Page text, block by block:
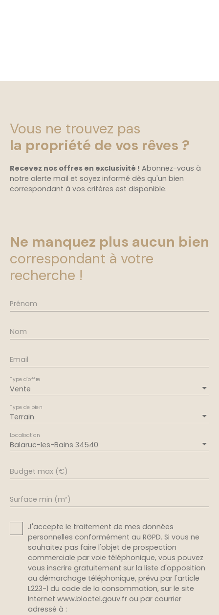
Vous ne trouvez pas
la propriété de vos rêves ?
Recevez nos offres en exclusivité ! Abonnez-vous à
notre alerte mail et soyez informé dès qu'un bien
correspondant à vos critères est disponible.
Ne manquez plus aucun bien
correspondant à votre
recherche !
Prénom
Nom
Email
Vente
Type d'offre
Terrain
Type de bien
Balaruc-les-Bains 34540
Localisation
Budget max (€)
Surface min (m²)
J'accepte le traitement de mes données
personnelles conformément au RGPD. Si vous ne
souhaitez pas faire l'objet de prospection
commerciale par voie téléphonique, vous pouvez
vous inscrire gratuitement sur la liste d'opposition
au démarchage téléphonique, prévu par l'article
L223-1 du code de la consommation, sur le site
Internet www.bloctel.gouv.fr ou par courrier
adressé à :